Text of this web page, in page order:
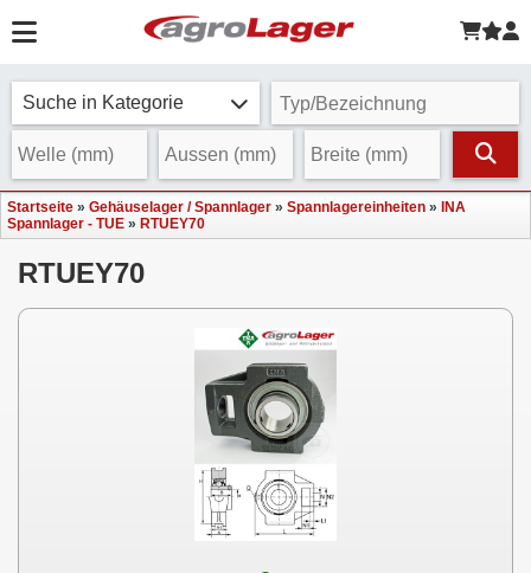
Suche in Kategorie
Startseite » Gehäuselager / Spannlager » Spannlagereinheiten »
INA
Spannlager - TUE » RTUEY70
RTUEY70